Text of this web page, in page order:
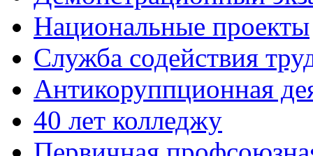
Национальные проекты
Служба содействия
Антикоруппционная
40 лет колледжу